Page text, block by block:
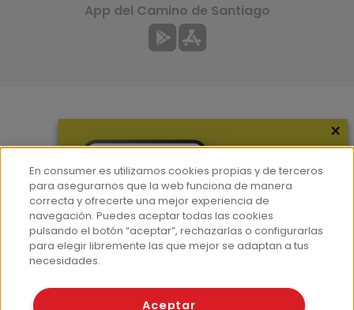
Hemeroteca
Contacto
Prensa
Corpus Lingüístico Consumer
App del Camino de Santiago
© Fundación EROSKI
×
En consumer.es utilizamos cookies propias y de terceros
para asegurarnos que la web funciona de manera
correcta y ofrecerte una mejor experiencia de
navegación. Puedes aceptar todas las cookies
pulsando el botón “aceptar”, rechazarlas o configurarlas
para elegir libremente las que mejor se adaptan a tus
necesidades.
Aceptar